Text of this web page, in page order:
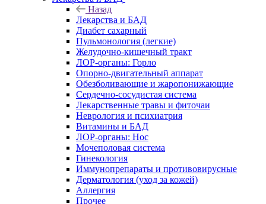
Назад
Лекарства и БАД
Диабет сахарный
Пульмонология (легкие)
Желудочно-кишечный тракт
ЛОР-органы: Горло
Опорно-двигательный аппарат
Обезболивающие и жаропонижающие
Сердечно-сосудистая система
Лекарственные травы и фиточаи
Неврология и психиатрия
Витамины и БАД
ЛОР-органы: Нос
Мочеполовая система
Гинекология
Иммунопрепараты и противовирусные
Дерматология (уход за кожей)
Аллергия
Прочее